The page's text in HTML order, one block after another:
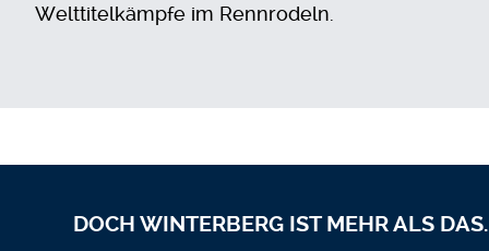
Welttitelkämpfe im Rennrodeln.
DOCH WINTERBERG IST MEHR ALS DAS.